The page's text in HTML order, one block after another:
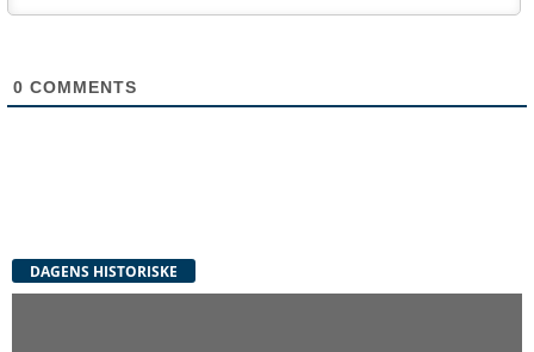
0 COMMENTS
DAGENS HISTORISKE